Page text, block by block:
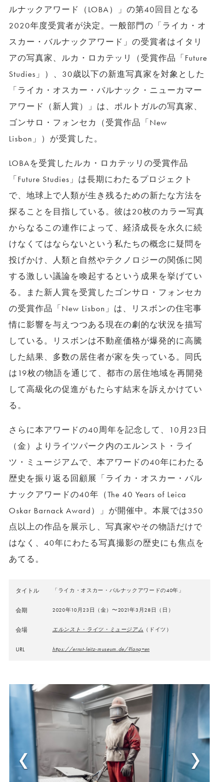
ルナックアワード（LOBA）」の第40回目となる
2020年度受賞者が決定。一般部門の「ライカ・オ
スカー・バルナックアワード」の受賞者はイタリ
アの写真家、ルカ・ロカテッリ（受賞作品「Future
Studies」）、30歳以下の新進写真家を対象とした
「ライカ・オスカー・バルナック・ニューカマー
アワード（新人賞）」は、ポルトガルの写真家、
ゴンサロ・フォンセカ（受賞作品「New
Lisbon」）が受賞した。
LOBAを受賞したルカ・ロカテッリの受賞作品
「Future Studies」は長期にわたるプロジェクト
で、地球上で人類が生き残るための新たな方法を
探ることを目指している。彼は20枚のカラー写真
からなるこの連作によって、経済成長を永久に続
けなくてはならないという私たちの概念に疑問を
投げかけ、人類と自然やテクノロジーの関係に関
する激しい議論を喚起するという成果を挙げてい
る。また新人賞を受賞したゴンサロ・フォンセカ
の受賞作品「New Lisbon」は、リスボンの住宅事
情に影響を与えつつある現在の劇的な状況を描写
している。リスボンは不動産価格が爆発的に高騰
した結果、多数の居住者が家を失っている。同氏
は19枚の物語を通じて、都市の居住地域を再開発
して高級化の促進がもたらす結末を訴えかけてい
る。
さらに本アワードの40周年を記念して、10月23日
（金）よりライツパーク内のエルンスト・ライ
ツ・ミュージアムで、本アワードの40年にわたる
歴史を振り返る回顧展「ライカ・オスカー・バル
ナックアワードの40年（The 40 Years of Leica
Oskar Barnack Award）」が開催中。本展では350
点以上の作品を展示し、写真家やその物語だけで
はなく、40年にわたる写真撮影の歴史にも焦点を
あてる。
タイトル 「ライカ・オスカー・バルナックアワードの40年」
会期 2020年10月23日（金）〜2021年3月28日（日）
会場 エルンスト・ライツ・ミュージアム （ドイツ）
URL https://ernst-leitz-museum.de/?lang=en